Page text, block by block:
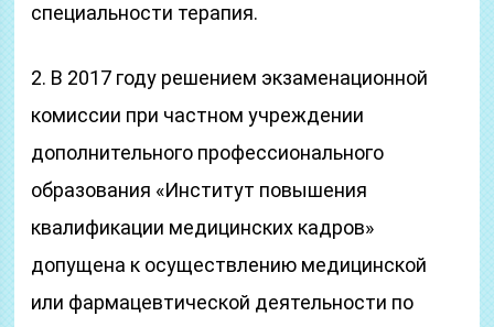
специальности терапия.
2. В 2017 году решением экзаменационной
комиссии при частном учреждении
дополнительного профессионального
образования «Институт повышения
квалификации медицинских кадров»
допущена к осуществлению медицинской
или фармацевтической деятельности по